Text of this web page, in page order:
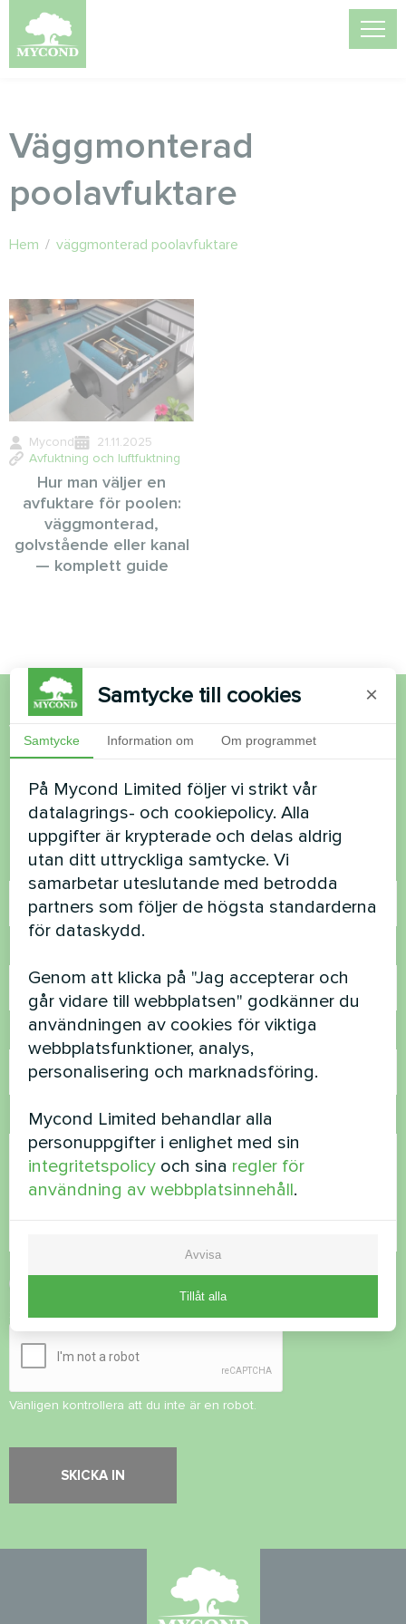
Väggmonterad
poolavfuktare
Hem / väggmonterad poolavfuktare
Mycond
21.11.2025
Avfuktning och luftfuktning
Hur man väljer en
avfuktare för poolen:
väggmonterad,
golvstående eller kanal
— komplett guide
Vill du köpa eller har du
frågor?
Kontakta oss så hjälper vi dig
Namn
E-post
Kommentar
Säkerhetskontroll*
Vänligen kontrollera att du inte är en robot.
Samtycke till cookies ×
Samtycke Information om Om programmet
På Mycond Limited följer vi strikt vår
datalagrings- och cookiepolicy. Alla
uppgifter är krypterade och delas aldrig
utan ditt uttryckliga samtycke. Vi
samarbetar uteslutande med betrodda
partners som följer de högsta standarderna
för dataskydd.
Genom att klicka på "Jag accepterar och
går vidare till webbplatsen" godkänner du
användningen av cookies för viktiga
webbplatsfunktioner, analys,
personalisering och marknadsföring.
Mycond Limited behandlar alla
personuppgifter i enlighet med sin
integritetspolicy och sina regler för
användning av webbplatsinnehåll.
Avvisa
Tillåt alla